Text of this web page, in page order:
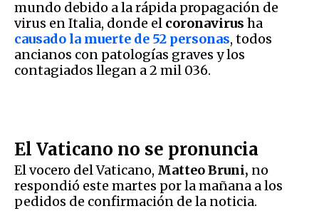
mundo debido a la rápida propagación de
virus en Italia, donde el coronavirus ha
causado la muerte de 52 personas, todos
ancianos con patologías graves y los
contagiados llegan a 2 mil 036.
El Vaticano no se pronuncia
El vocero del Vaticano, Matteo Bruni, no
respondió este martes por la mañana a los
pedidos de confirmación de la noticia.